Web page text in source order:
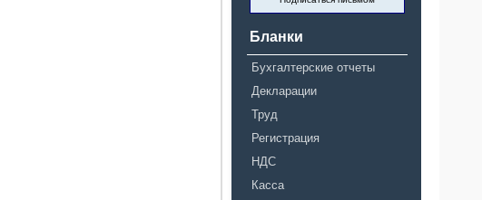
Бланки
Бухгалтерские отчеты
Декларации
Труд
Регистрация
НДС
Касса